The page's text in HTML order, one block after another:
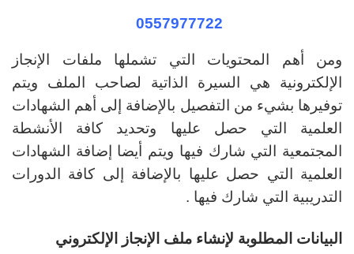
0557977722
ومن أهم المحتويات التي تشملها ملفات الإنجاز
الإلكترونية هي السيرة الذاتية لصاحب الملف ويتم
توفيرها بشيء من التفصيل بالإضافة إلى أهم الشهادات
العلمية التي حصل عليها وتحديد كافة الأنشطة
المجتمعية التي شارك فيها ويتم أيضا إضافة الشهادات
العلمية التي حصل عليها بالإضافة إلى كافة الدورات
التدريبية التي شارك فيها .
البيانات المطلوبة لإنشاء ملف الإنجاز الإلكتروني